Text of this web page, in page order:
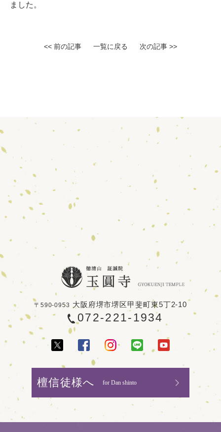
ました。
<< 前の記事 一覧に戻る 次の記事 >>
〒590-0953 大阪府堺市堺区甲斐町東5丁2-10
072-221-1934
檀信徒様へ for Dan shinto